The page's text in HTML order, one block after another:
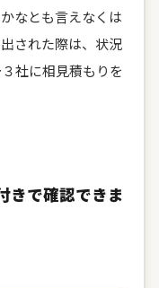
なとも言えなくは
された際は、状況
社に相見積もりを
きで確認できま